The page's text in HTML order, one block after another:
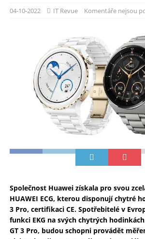
04-10-2022 IT Revue Komentáře nejsou
Společnost Huawei získala pro svou
HUAWEI ECG, kterou disponují chytré
3 Pro, certifikaci CE. Spotřebitelé v
funkci EKG na svých chytrých hodinkách
GT 3 Pro, budou schopni provádět